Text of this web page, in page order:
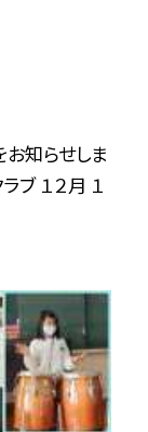
知らせしま
ラブ １２月 １